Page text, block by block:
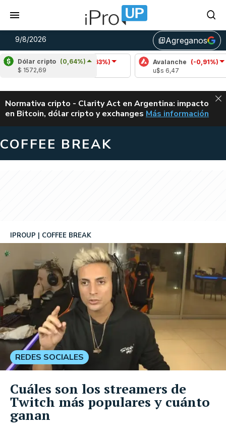
9/8/2026 library_addAgreganos
Dólar cripto (0,64%)
$ 1572,69
Cardano (-1,63%)
u$s 0,20
Avalanche (-0,91%)
ALERTA
Normativa cripto - Clarity Act en Argentina: impacto
en Bitcoin, dólar cripto y exchanges CLARITY ACT EN
Más información
COFFEE BREAK
IPROUP COFFEE BREAK
REDES SOCIALES
Cuáles son los streamers de
Twitch más populares y cuánto
ganan